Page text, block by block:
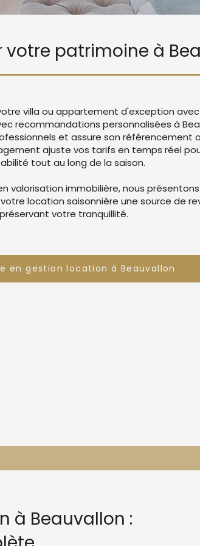
votre patrimoine à
villa ou appartement d'exception
recommandations personnalisées à
et assure son référencement
ajuste vos tarifs en temps réel
tout au long de la saison.
valorisation immobilière, nous
location saisonnière une source de
préservant votre tranquillité.
en gestion location à Beauvallon
à Beauvallon :